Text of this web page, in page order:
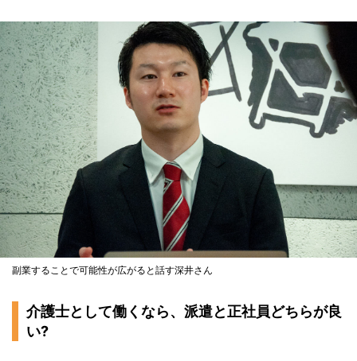
副業することで可能性が広がると話す深井さん
介護士として働くなら、派遣と正社員どちらが良
い?